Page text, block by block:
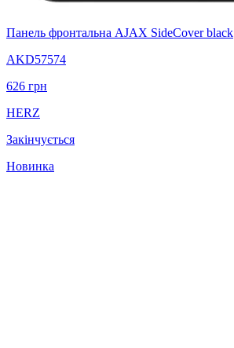
Панель фронтальна AJAX SideCover black
AKD57574
626 грн
HERZ
Закінчується
Новинка